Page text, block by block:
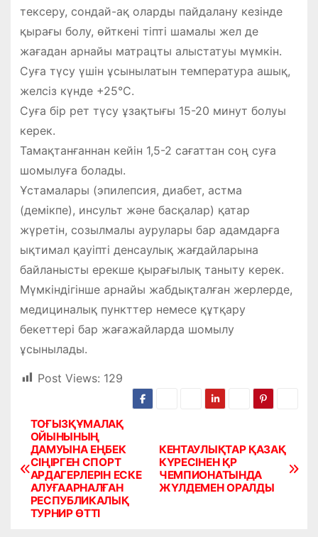
тексеру, сондай-ақ оларды пайдалану кезінде
қырағы болу, өйткені тіпті шамалы жел де
жағадан арнайы матрацты алыстатуы мүмкін.
Суға түсу үшін ұсынылатын температура ашық,
желсіз күнде +25°C.
Суға бір рет түсу ұзақтығы 15-20 минут болуы
керек.
Тамақтанғаннан кейін 1,5-2 сағаттан соң суға
шомылуға болады.
Ұстамалары (эпилепсия, диабет, астма
(демікпе), инсульт және басқалар) қатар
жүретін, созылмалы аурулары бар адамдарға
ықтимал қауіпті денсаулық жағдайларына
байланысты ерекше қырағылық таныту керек.
Мүмкіндігінше арнайы жабдықталған жерлерде,
медициналық пункттер немесе құтқару
бекеттері бар жағажайларда шомылу
ұсынылады.
Post Views: 129
Н
а
в
и
КЕНТАУЛЫҚТАР ҚАЗАҚ
КҮРЕСІНЕН ҚР
ЧЕМПИОНАТЫНДА
ЖҮЛДЕМЕН ОРАЛДЫ
ТОҒЫЗҚҰМАЛАҚ
ОЙЫНЫНЫҢ
ДАМУЫНА ЕҢБЕК
СІҢІРГЕН СПОРТ
АРДАГЕРЛЕРІН ЕСКЕ
АЛУҒААРНАЛҒАН
РЕСПУБЛИКАЛЫҚ
ТУРНИР ӨТТІ